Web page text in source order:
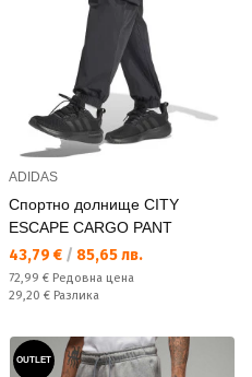
ADIDAS
Спортно долнище CITY
ESCAPE CARGO PANT
Текуща цена:
43,79 € / 85,65 лв.
Редовна цена:
72,99 € Редовна цена
Спестявате:
29,20 € Разлика
OUTLET